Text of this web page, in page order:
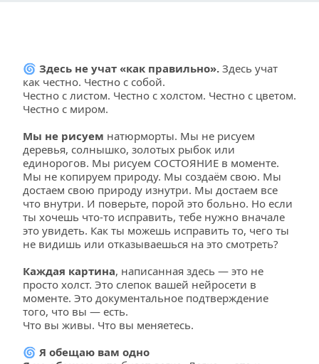
🌀 Здесь не учат «как правильно». Здесь учат
как честно. Честно с собой.
Честно с листом. Честно с холстом. Честно с цветом.
Честно с миром.
Мы не рисуем натюрморты. Мы не рисуем
деревья, солнышко, золотых рыбок или
единорогов. Мы рисуем СОСТОЯНИЕ в моменте.
Мы не копируем природу. Мы создаём свою. Мы
достаем свою природу изнутри. Мы достаем все
что внутри. И поверьте, порой это больно. Но если
ты хочешь что-то исправить, тебе нужно вначале
это увидеть. Как ты можешь исправить то, чего ты
не видишь или отказываешься на это смотреть?
Каждая картина, написанная здесь — это не
просто холст. Это слепок вашей нейросети в
моменте. Это документальное подтверждение
того, что вы — есть.
Что вы живы. Что вы меняетесь.
🌀 Я обещаю вам одно